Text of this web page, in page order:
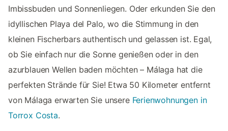
Imbissbuden und Sonnenliegen. Oder erkunden Sie den
idyllischen Playa del Palo, wo die Stimmung in den
kleinen Fischerbars authentisch und gelassen ist. Egal,
ob Sie einfach nur die Sonne genießen oder in den
azurblauen Wellen baden möchten – Málaga hat die
perfekten Strände für Sie! Etwa 50 Kilometer entfernt
von Málaga erwarten Sie unsere Ferienwohnungen in
Torrox Costa.